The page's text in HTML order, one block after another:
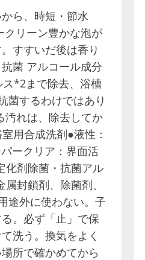
ら、時短・節水
リーン豊かな泡が
すすいだ後は香り
菌 アルコール成分
*2まで除去、浴槽
菌するわけではあり
汚れは、除去してか
用合成洗剤●液性：
ークリア：界面活
化剤除菌・抗菌アル
封鎖剤、除菌剤、
途外に使わない。子
。必ず「止」で保
洗う。換気をよく
所で確かめてから